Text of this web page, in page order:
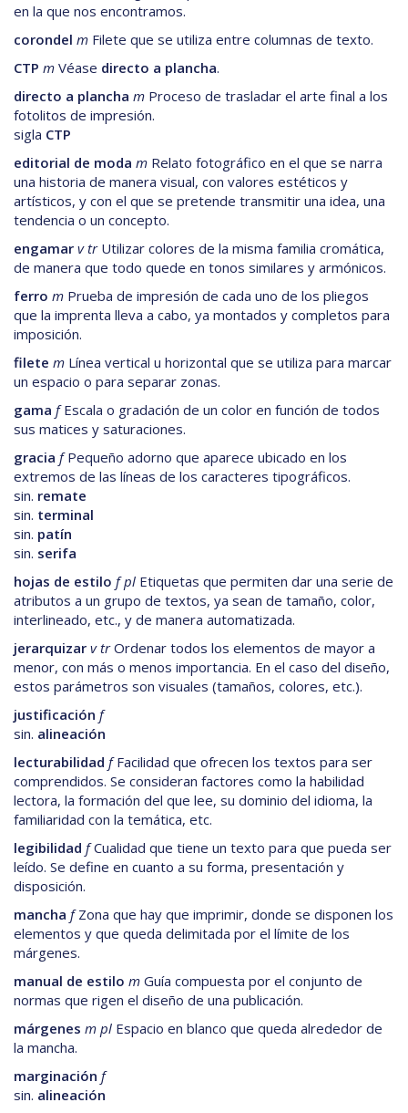
en la que nos encontramos.
corondel m Filete que se utiliza entre columnas de texto.
CTP m Véase directo a plancha.
directo a plancha m Proceso de trasladar el arte final a los
fotolitos de impresión.
sigla CTP
editorial de moda m Relato fotográfico en el que se narra
una historia de manera visual, con valores estéticos y
artísticos, y con el que se pretende transmitir una idea, una
tendencia o un concepto.
engamar v tr Utilizar colores de la misma familia cromática,
de manera que todo quede en tonos similares y armónicos.
ferro m Prueba de impresión de cada uno de los pliegos
que la imprenta lleva a cabo, ya montados y completos para
imposición.
filete m Línea vertical u horizontal que se utiliza para marcar
un espacio o para separar zonas.
gama fEscala o gradación de un color en función de todos
sus matices y saturaciones.
gracia fPequeño adorno que aparece ubicado en los
extremos de las líneas de los caracteres tipográficos.
sin. remate
sin. terminal
sin. patín
sin. serifa
hojas de estilo f pl Etiquetas que permiten dar una serie de
atributos a un grupo de textos, ya sean de tamaño, color,
interlineado, etc., y de manera automatizada.
jerarquizar v trOrdenar todos los elementos de mayor a
menor, con más o menos importancia. En el caso del diseño,
estos parámetros son visuales (tamaños, colores, etc.).
justificación f
sin. alineación
lecturabilidad fFacilidad que ofrecen los textos para ser
comprendidos. Se consideran factores como la habilidad
lectora, la formación del que lee, su dominio del idioma, la
familiaridad con la temática, etc.
legibilidad fCualidad que tiene un texto para que pueda ser
leído. Se define en cuanto a su forma, presentación y
disposición.
mancha fZona que hay que imprimir, donde se disponen los
elementos y que queda delimitada por el límite de los
márgenes.
manual de estilo m Guía compuesta por el conjunto de
normas que rigen el diseño de una publicación.
márgenes m pl Espacio en blanco que queda alrededor de
la mancha.
marginación f
sin. alineación